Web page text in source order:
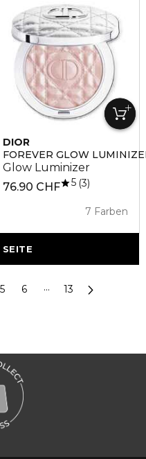
DIOR
FOREVER GLOW
Glow Luminizer
76.90 CHF
7 Farben
5 3
5 6 ··· 13